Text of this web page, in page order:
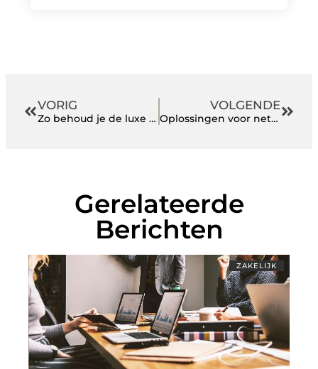
VORIG
Zo behoud je de luxe uitstraling van exclusief hout
VOLGENDE
Oplossingen voor netcongestie: is een batterij voldoende?
Gerelateerde
Berichten
ZAKELIJK